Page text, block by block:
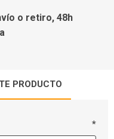
o retiro, 48h
PRODUCTO
*